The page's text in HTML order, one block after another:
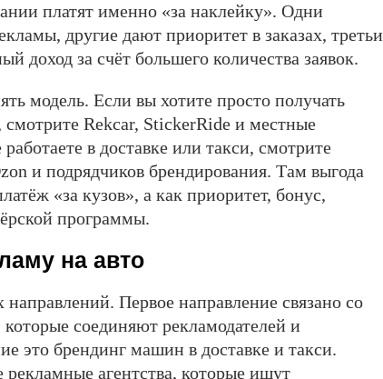
платят именно «за наклейку». Одни
другие дают приоритет в заказах, третьи
доход за счёт большего количества заявок.
модель. Если вы хотите просто получать
смотрите Rekcar, StickerRide и местные
в доставке или такси, смотрите
и подрядчиков брендирования. Там выгода
«за кузов», а как приоритет, бонус,
программы.
на авто
направлений. Первое направление связано со
соединяют рекламодателей и
это брендинг машин в доставке и такси.
рекламные агентства, которые ищут